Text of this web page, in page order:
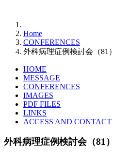
Home
CONFERENCES
外科病理症例検討会（81）
HOME
MESSAGE
CONFERENCES
IMAGES
PDF FILES
LINKS
ACCESS AND CONTACT
外科病理症例検討会（81）